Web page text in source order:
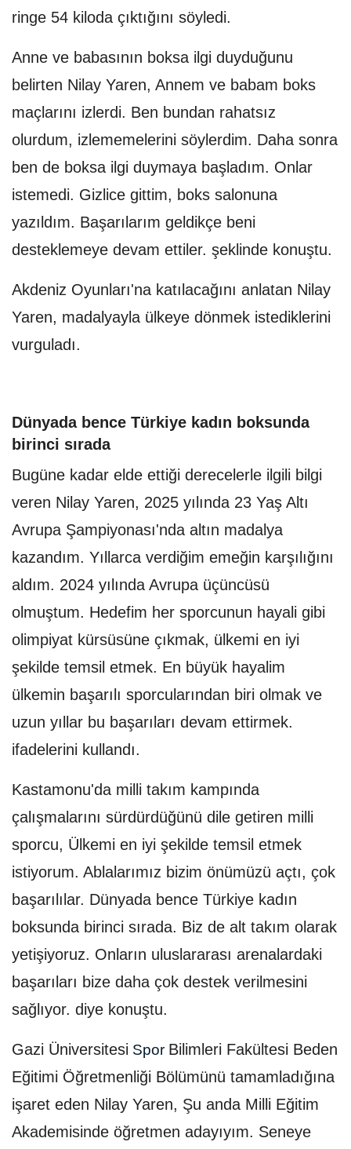
ringe 54 kiloda çıktığını söyledi.
Anne ve babasının boksa ilgi duyduğunu
belirten Nilay Yaren, Annem ve babam boks
maçlarını izlerdi. Ben bundan rahatsız
olurdum, izlememelerini söylerdim. Daha sonra
ben de boksa ilgi duymaya başladım. Onlar
istemedi. Gizlice gittim, boks salonuna
yazıldım. Başarılarım geldikçe beni
desteklemeye devam ettiler. şeklinde konuştu.
Akdeniz Oyunları'na katılacağını anlatan Nilay
Yaren, madalyayla ülkeye dönmek istediklerini
vurguladı.
Dünyada bence Türkiye kadın boksunda
birinci sırada
Bugüne kadar elde ettiği derecelerle ilgili bilgi
veren Nilay Yaren, 2025 yılında 23 Yaş Altı
Avrupa Şampiyonası'nda altın madalya
kazandım. Yıllarca verdiğim emeğin karşılığını
aldım. 2024 yılında Avrupa üçüncüsü
olmuştum. Hedefim her sporcunun hayali gibi
olimpiyat kürsüsüne çıkmak, ülkemi en iyi
şekilde temsil etmek. En büyük hayalim
ülkemin başarılı sporcularından biri olmak ve
uzun yıllar bu başarıları devam ettirmek.
ifadelerini kullandı.
Kastamonu'da milli takım kampında
çalışmalarını sürdürdüğünü dile getiren milli
sporcu, Ülkemi en iyi şekilde temsil etmek
istiyorum. Ablalarımız bizim önümüzü açtı, çok
başarılılar. Dünyada bence Türkiye kadın
boksunda birinci sırada. Biz de alt takım olarak
yetişiyoruz. Onların uluslararası arenalardaki
başarıları bize daha çok destek verilmesini
sağlıyor. diye konuştu.
Gazi Üniversitesi Spor Bilimleri Fakültesi Beden
Eğitimi Öğretmenliği Bölümünü tamamladığına
işaret eden Nilay Yaren, Şu anda Milli Eğitim
Akademisinde öğretmen adayıyım. Seneye